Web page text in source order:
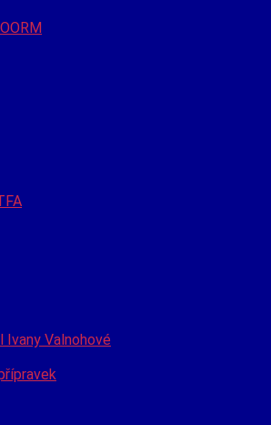
Ivany Valnohové